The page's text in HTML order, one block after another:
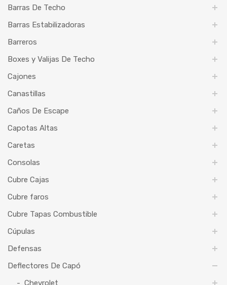
Barras De Techo
Barras Estabilizadoras
Barreros
Boxes y Valijas De Techo
Cajones
Canastillas
Caños De Escape
Capotas Altas
Caretas
Consolas
Cubre Cajas
Cubre faros
Cubre Tapas Combustible
Cúpulas
Defensas
Deflectores De Capó
Chevrolet